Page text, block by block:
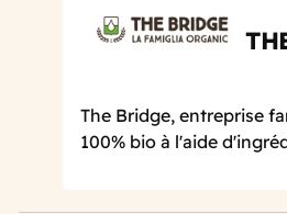
The Bridge, entreprise
100% bio à l'aide